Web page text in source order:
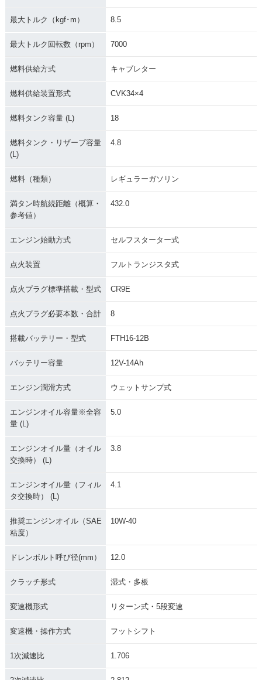
最大トルク（kgf･m） 8.5
最大トルク回転数（rpm） 7000
燃料供給方式 キャブレター
燃料供給装置形式 CVK34×4
燃料タンク容量 (L) 18
燃料タンク・リザーブ容量
(L)
4.8
燃料（種類） レギュラーガソリン
満タン時航続距離（概算・
参考値）
432.0
エンジン始動方式 セルフスターター式
点火装置 フルトランジスタ式
点火プラグ標準搭載・型式 CR9E
点火プラグ必要本数・合計 8
搭載バッテリー・型式 FTH16-12B
バッテリー容量 12V-14Ah
エンジン潤滑方式 ウェットサンプ式
エンジンオイル容量※全容
量 (L)
5.0
エンジンオイル量（オイル
交換時） (L)
3.8
エンジンオイル量（フィル
タ交換時） (L)
4.1
推奨エンジンオイル（SAE
粘度）
10W-40
ドレンボルト呼び径(mm） 12.0
クラッチ形式 湿式・多板
変速機形式 リターン式・5段変速
変速機・操作方式 フットシフト
1次減速比 1.706